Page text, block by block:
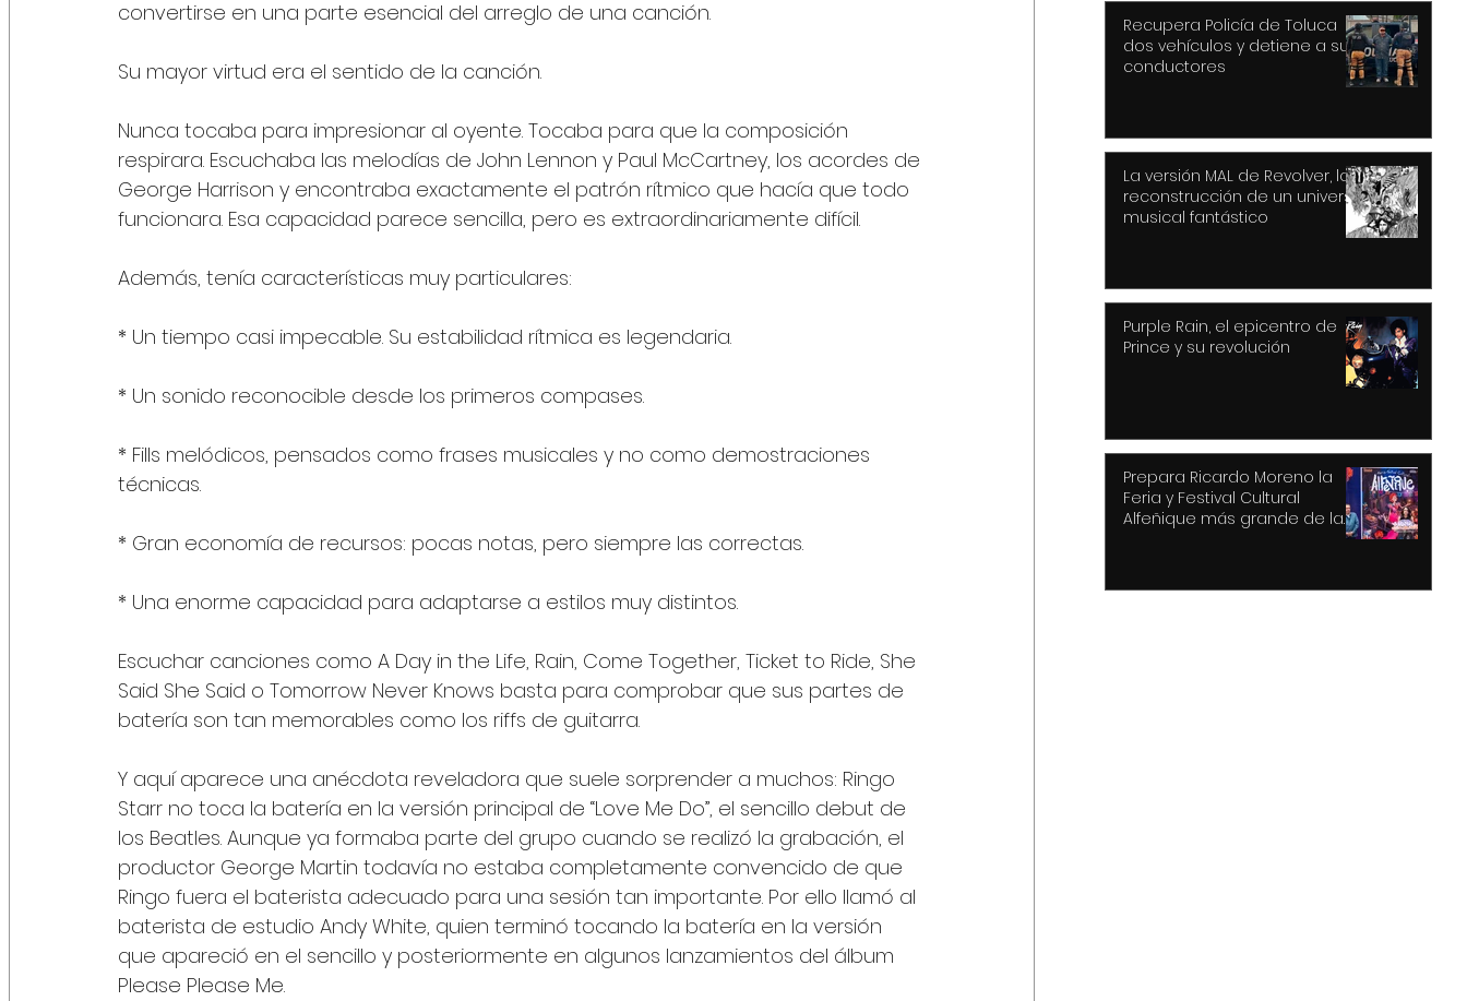
convertirse en una parte esencial del arreglo de una canción.
Su mayor virtud era el sentido de la canción.
Nunca tocaba para impresionar al oyente. Tocaba para que la composición
respirara. Escuchaba las melodías de John Lennon y Paul McCartney, los acordes de
George Harrison y encontraba exactamente el patrón rítmico que hacía que todo
funcionara. Esa capacidad parece sencilla, pero es extraordinariamente difícil.
Además, tenía características muy particulares:
* Un tiempo casi impecable. Su estabilidad rítmica es legendaria.
* Un sonido reconocible desde los primeros compases.
* Fills melódicos, pensados como frases musicales y no como demostraciones
técnicas.
* Gran economía de recursos: pocas notas, pero siempre las correctas.
* Una enorme capacidad para adaptarse a estilos muy distintos.
Escuchar canciones como A Day in the Life, Rain, Come Together, Ticket to Ride, She
Said She Said o Tomorrow Never Knows basta para comprobar que sus partes de
batería son tan memorables como los riffs de guitarra.
Y aquí aparece una anécdota reveladora que suele sorprender a muchos: Ringo
Starr no toca la batería en la versión principal de “Love Me Do”, el sencillo debut de
los Beatles. Aunque ya formaba parte del grupo cuando se realizó la grabación, el
productor George Martin todavía no estaba completamente convencido de que
Ringo fuera el baterista adecuado para una sesión tan importante. Por ello llamó al
baterista de estudio Andy White, quien terminó tocando la batería en la versión
que apareció en el sencillo y posteriormente en algunos lanzamientos del álbum
Please Please Me.
Recupera Policía de Toluca
dos vehículos y detiene a sus
conductores
La versión MAL de Revolver, la
reconstrucción de un universo
musical fantástico
Purple Rain, el epicentro de
Prince y su revolución
Prepara Ricardo Moreno la
Feria y Festival Cultural
Alfeñique más grande de la